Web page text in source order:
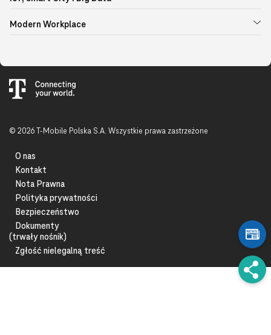
Modern Workplace
© 2026 T-Mobile Polska S.A. Wszystkie prawa zastrzeżone
O nas
Kontakt
Nota Prawna
Polityka prywatności
Bezpieczeństwo
Dokumenty
(trwały nośnik)
Zgłość nielegalną treść